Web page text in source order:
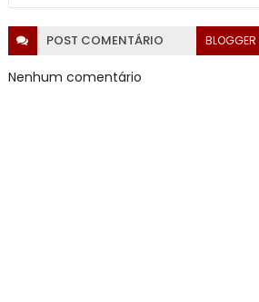
POST COMENTÁRIO BLOGGER
Nenhum comentário